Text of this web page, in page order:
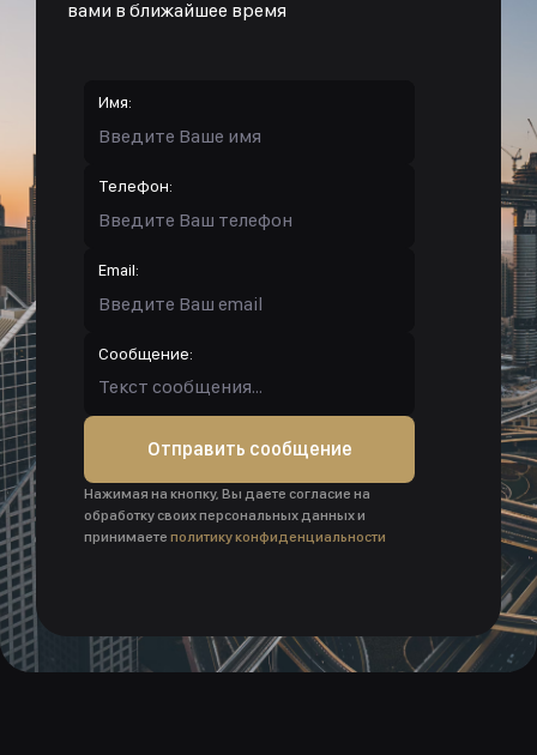
вами в ближайшее время
Имя:
Телефон:
Email:
Сообщение:
Отправить сообщение
Нажимая на кнопку, Вы даете согласие на
обработку своих персональных данных и
принимаете политику конфиденциальности